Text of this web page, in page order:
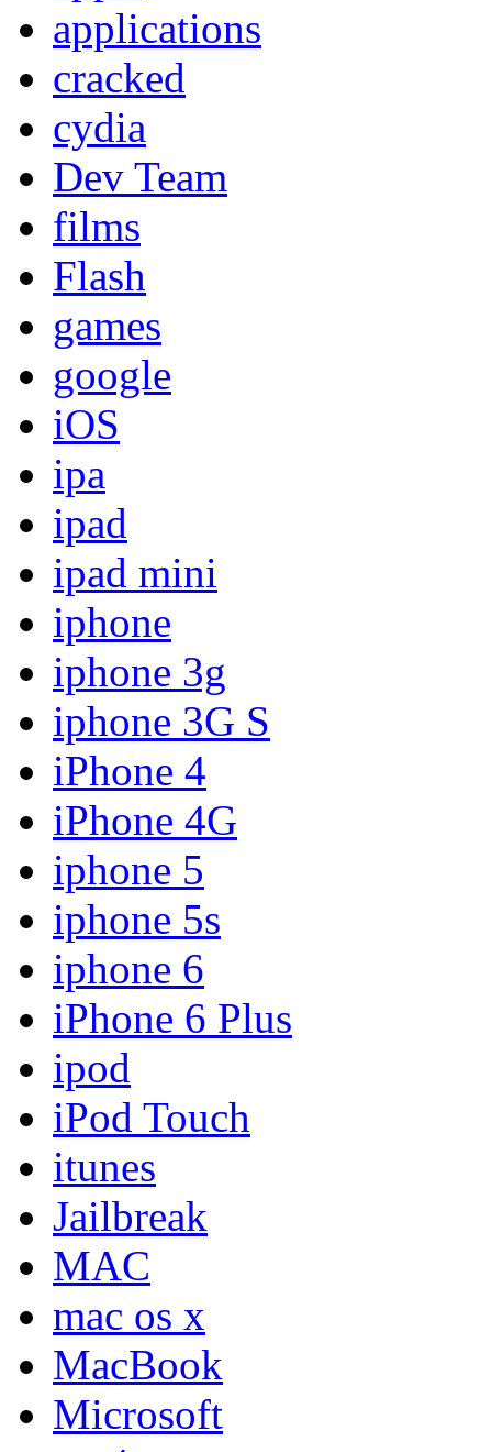
applications
cracked
cydia
Dev Team
films
Flash
games
google
iOS
ipa
ipad
ipad mini
iphone
iphone 3g
iphone 3G S
iPhone 4
iPhone 4G
iphone 5
iphone 5s
iphone 6
iPhone 6 Plus
ipod
iPod Touch
itunes
Jailbreak
MAC
mac os x
MacBook
Microsoft